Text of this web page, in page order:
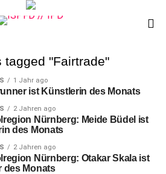
tagged "Fairtrade"
1 Jahr ago
ist Künstlerin des Monats
2 Jahren ago
Nürnberg: Meide Büdel ist
des Monats
2 Jahren ago
Nürnberg: Otakar Skala ist
des Monats